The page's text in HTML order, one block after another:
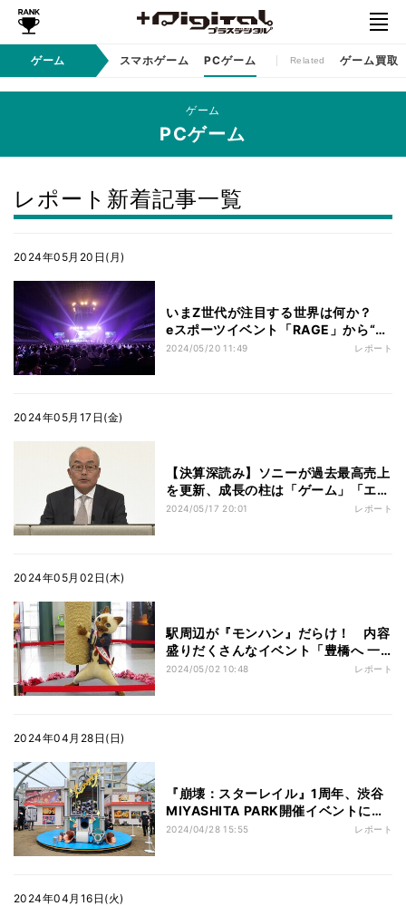
ゲーム
コンソールゲーム スマホゲーム PCゲーム Related ゲーム買取
ゲーム
PCゲーム
レポート新着記事一覧
2024年05月20日(月)
いまZ世代が注目する世界は何か？
eスポーツイベント「RAGE」から“令
和の推し活”を考える
2024/05/20 11:49 レポート
2024年05月17日(金)
【決算深読み】ソニーが過去最高売上
を更新、成長の柱は「ゲーム」「エン
タメ」「半導体」へ
2024/05/17 20:01 レポート
2024年05月02日(木)
駅周辺が『モンハン』だらけ！ 内容
盛りだくさんなイベント「豊橋へ 一
狩りいこうぜ！」に行ってきた
2024/05/02 10:48 レポート
2024年04月28日(日)
『崩壊：スターレイル』1周年、渋谷
MIYASHITA PARK開催イベントに行
ってきた！ 王のゴミ箱や巨大ガチャ
2024/04/28 15:55 レポート
2024年04月16日(火)